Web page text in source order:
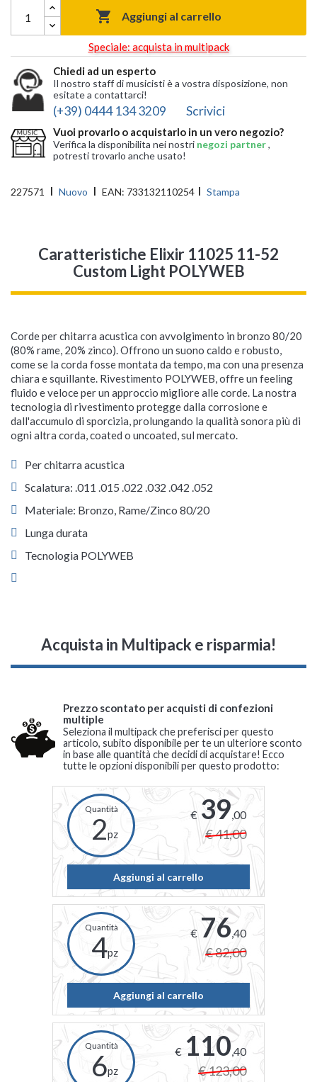
 Aggiungi al carrello
Speciale: acquista in multipack
Chiedi ad un esperto
Il nostro staff di musicisti è a vostra disposizione, non
esitate a contattarci!
(+39) 0444 134 3209 Scrivici
Vuoi provarlo o acquistarlo in un vero negozio?
Verifica la disponibilita nei nostri negozi partner,
potresti trovarlo anche usato!
227571 Nuovo EAN: 733132110254 Stampa
Caratteristiche Elixir 11025 11-52
Custom Light POLYWEB
Corde per chitarra acustica con avvolgimento in bronzo 80/20
(80% rame, 20% zinco). Offrono un suono caldo e robusto,
come se la corda fosse montata da tempo, ma con una presenza
chiara e squillante. Rivestimento POLYWEB, offre un feeling
fluido e veloce per un approccio migliore alle corde. La nostra
tecnologia di rivestimento protegge dalla corrosione e
dall'accumulo di sporcizia, prolungando la qualità sonora più di
ogni altra corda, coated o uncoated, sul mercato.
Per chitarra acustica
Scalatura: .011 .015 .022 .032 .042 .052
Materiale: Bronzo, Rame/Zinco 80/20
Lunga durata
Tecnologia POLYWEB
Acquista in Multipack e risparmia!
Prezzo scontato per acquisti di confezioni
multiple
Seleziona il multipack che preferisci per questo
articolo, subito disponibile per te un ulteriore sconto
in base alle quantità che decidi di acquistare! Ecco
tutte le opzioni disponibili per questo prodotto:
2pz
€ 39,00
€ 41,00
Aggiungi al carrello
4pz
€ 76,40
€ 82,00
Aggiungi al carrello
6pz
€ 110,40
€ 123,00